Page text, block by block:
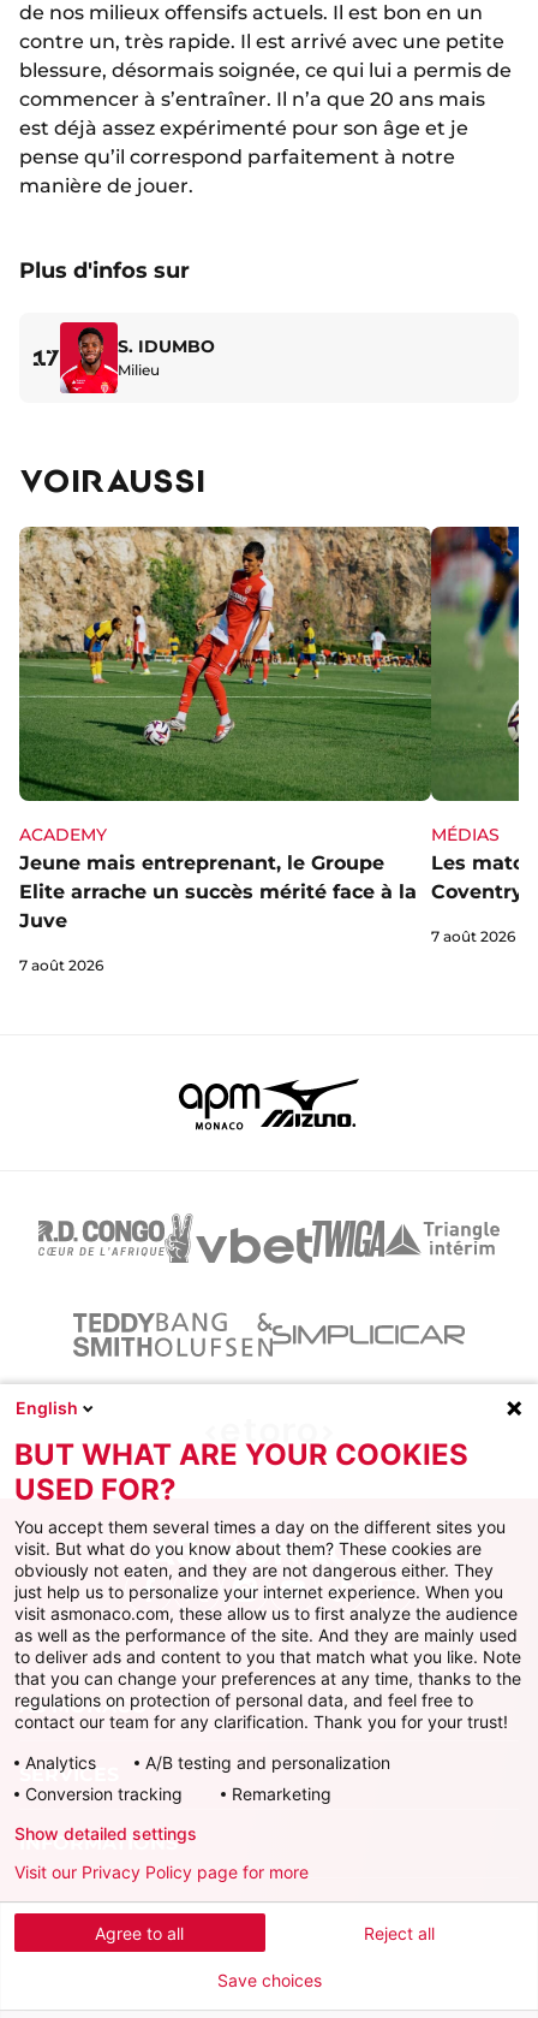
de nos milieux offensifs actuels. Il est bon en un
contre un, très rapide. Il est arrivé avec une petite
blessure, désormais soignée, ce qui lui a permis de
commencer à s’entraîner. Il n’a que 20 ans mais
est déjà assez expérimenté pour son âge et je
pense qu’il correspond parfaitement à notre
manière de jouer.
Plus d'infos sur
17 S. IDUMBO
Milieu
VOIR AUSSI
ACADEMY
Jeune mais entreprenant, le Groupe
Elite arrache un succès mérité face à la
Juve
7 août 2026
MÉDIAS
Les
Coventry
7 août 2026
Facebook
X Instagram
YoutubeTikTokTwitch
AS MONACO
SERVICES
INFORMATIONS
Télécharger l'AS Monaco App
English
BUT WHAT ARE YOUR COOKIES
USED FOR?
You accept them several times a day on the different sites you
visit. But what do you know about them? These cookies are
obviously not eaten, and they are not dangerous either. They
just help us to personalize your internet experience. When you
visit asmonaco.com, these allow us to first analyze the audience
as well as the performance of the site. And they are mainly used
to deliver ads and content to you that match what you like. Note
that you can change your preferences at any time, thanks to the
regulations on protection of personal data, and feel free to
contact our team for any clarification. Thank you for your trust!
Analytics
A/B testing and personalization
Conversion tracking
Remarketing
Agree to all Reject all
Show detailed settings
Visit our Privacy Policy page for more
Save choices